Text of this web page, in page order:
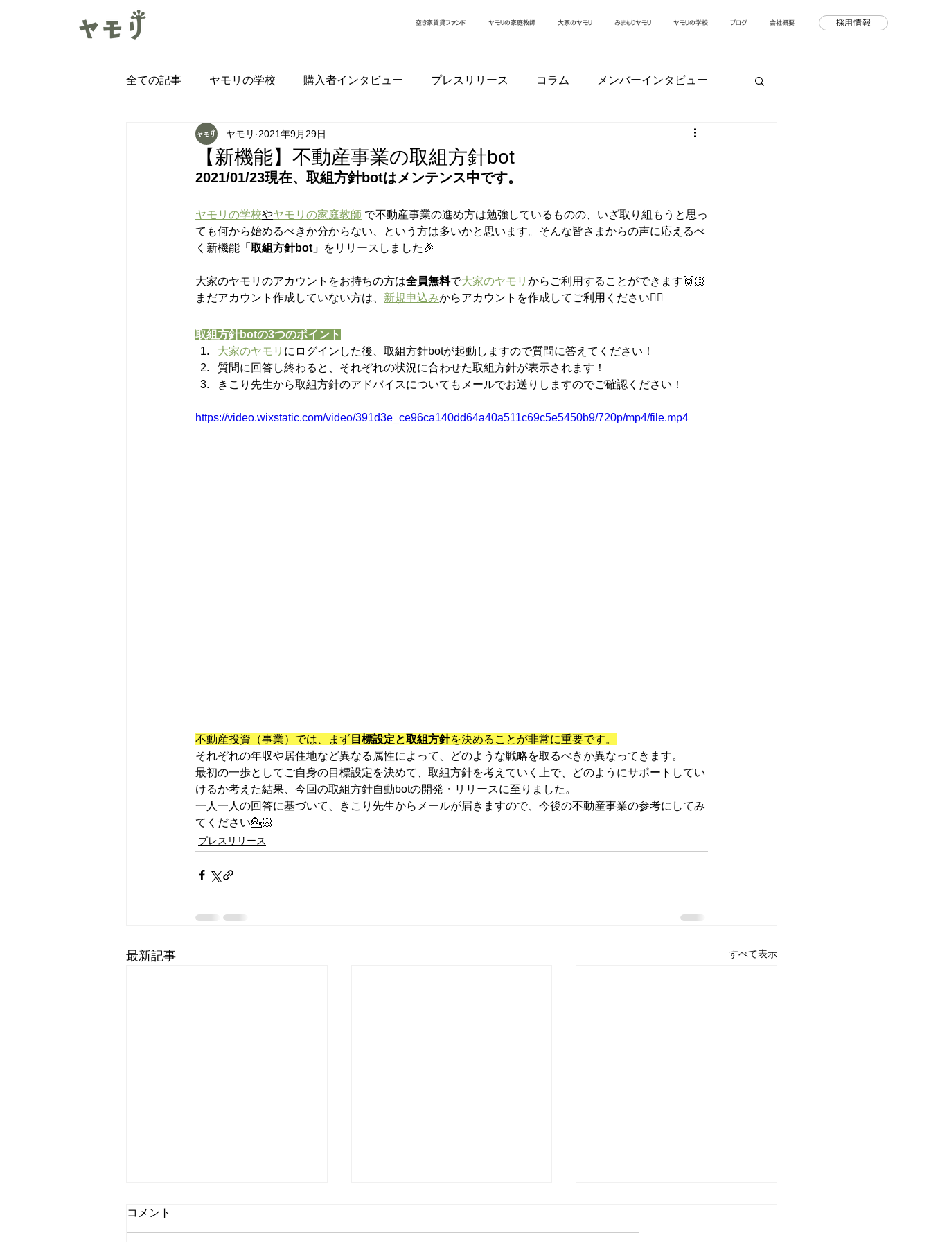
空き家賃貸ファンド ヤモリの家庭教師 大家のヤモリ みまもりヤモリ ヤモリの学校 ブログ 会社概要 採用情報
全ての記事 ヤモリの学校 購入者インタビュー プレスリリース コラム メンバーインタビュー
みまもりヤモリ導入インタビュー
【新機能】不動産事業の取組方針bot
ヤモリ 2021年9月29日
2021/01/23現在、取組方針botはメンテンス中です。
ヤモリの学校やヤモリの家庭教師 で不動産事業の進め方は勉強しているものの、いざ取り組もうと思っ
ても何から始めるべきか分からない、という方は多いかと思います。そんな皆さまからの声に応えるべ
く新機能 「取組方針bot」 をリリースしました🎉
大家のヤモリのアカウントをお持ちの方は全員無料で大家のヤモリ からご利用することができます🙌🏻
まだアカウント作成していない方は、 新規申込みからアカウントを作成してご利用ください💁‍♂️
取組方針botの3つのポイント
大家のヤモリ にログインした後、取組方針botが起動しますので質問に答えてください！
質問に回答し終わると、それぞれの状況に合わせた取組方針が表示されます！
きこり先生から取組方針のアドバイスについてもメールでお送りしますのでご確認ください！
https://video.wixstatic.com/video/391d3e_ce96ca140dd64a40a511c69c5e5450b9/720p/mp4/file.mp4
不動産投資（事業）では、まず 目標設定と取組方針を決めることが非常に重要です。
それぞれの年収や居住地など異なる属性によって、どのような戦略を取るべきか異なってきます。
最初の一歩としてご自身の目標設定を決めて、取組方針を考えていく上で、どのようにサポートしてい
けるか考えた結果、今回の取組方針自動botの開発・リリースに至りました。
一人一人の回答に基づいて、きこり先生からメールが届きますので、今後の不動産事業の参考にしてみ
てください💁🏻
プレスリリース
最新記事 すべて表示
コメント